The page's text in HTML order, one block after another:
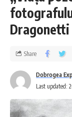
Dragonetti
Last updated:
Dobrogea
Share